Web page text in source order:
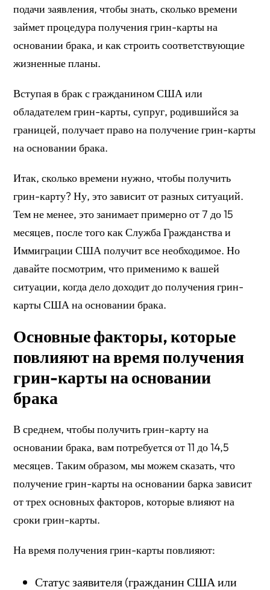
подачи заявления, чтобы знать, сколько времени
займет процедура получения грин-карты на
основании брака, и как строить соответствующие
жизненные планы.
Вступая в брак с гражданином США или
обладателем грин-карты, супруг, родившийся за
границей, получает право на получение грин-карты
на основании брака.
Итак, сколько времени нужно, чтобы получить
грин-карту? Ну, это зависит от разных ситуаций.
Тем не менее, это занимает примерно от 7 до 15
месяцев, после того как Служба Гражданства и
Иммиграции США получит все необходимое. Но
давайте посмотрим, что применимо к вашей
ситуации, когда дело доходит до получения грин-
карты США на основании брака.
Основные факторы, которые
повлияют на время получения
грин-карты на основании
брака
В среднем, чтобы получить грин-карту на
основании брака, вам потребуется от 11 до 14,5
месяцев. Таким образом, мы можем сказать, что
получение грин-карты на основании барка зависит
от трех основных факторов, которые влияют на
сроки грин-карты.
На время получения грин-карты повлияют:
Статус заявителя (гражданин США или